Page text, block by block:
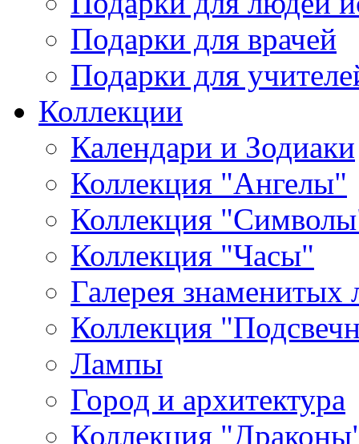
Подарки для врачей
Подарки для
Коллекции
Календари и Зодиаки
Коллекция "Ангелы"
Коллекция
Коллекция "Часы"
Галерея знаменитых
Коллекция
Лампы
Город и архитектура
Коллекция